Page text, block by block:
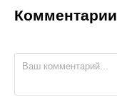
Комментарии